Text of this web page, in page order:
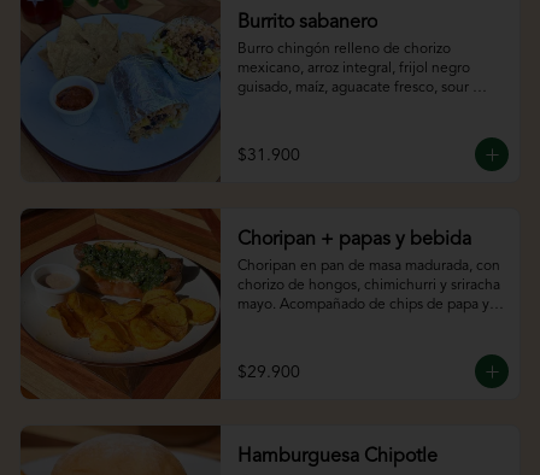
Burrito sabanero
Burro chingón relleno de chorizo
mexicano, arroz integral, frijol negro
guisado, maíz, aguacate fresco, sour
$31.900
Choripan + papas y bebida
Choripan en pan de masa madurada, con
chorizo de hongos, chimichurri y sriracha
mayo. Acompañado de chips de papa y
$29.900
Hamburguesa Chipotle